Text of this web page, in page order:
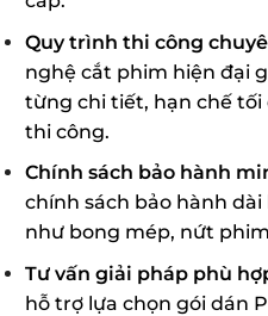
Quy trình thi công
nghệ cắt phim hiện đại
từng chi tiết, hạn chế
thi công.
Chính sách bảo hành
chính sách bảo hành
như bong mép, nứt
Tư vấn giải pháp phù
hỗ trợ lựa chọn gói dán